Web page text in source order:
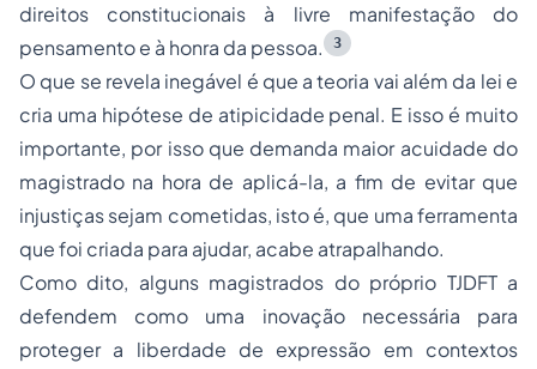
direitos constitucionais à livre manifestação do
pensamento e à honra da pessoa.
3
O que se revela inegável é que a teoria vai além da lei e
cria uma hipótese de atipicidade penal. E isso é muito
importante, por isso que demanda maior acuidade do
magistrado na hora de aplicá-la, a fim de evitar que
injustiças sejam cometidas, isto é, que uma ferramenta
que foi criada para ajudar, acabe atrapalhando.
Como dito, alguns magistrados do próprio TJDFT a
defendem como uma inovação necessária para
proteger a liberdade de expressão em contextos